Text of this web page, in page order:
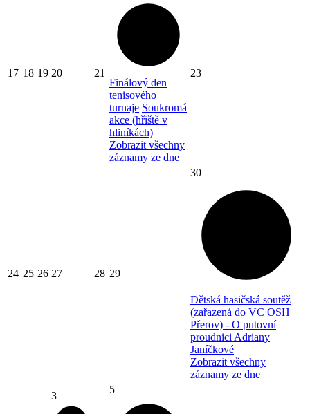
17 18 19 20 21
Finálový den
tenisového
turnaje Soukromá
akce (hřiště v
hliníkách)
Zobrazit všechny
záznamy ze dne
23
24 25 26 27 28 29
30
Dětská hasičská soutěž
(zařazená do VC OSH
Přerov) - O putovní
proudnici Adriany
Janíčkové
Zobrazit všechny
záznamy ze dne
3
5